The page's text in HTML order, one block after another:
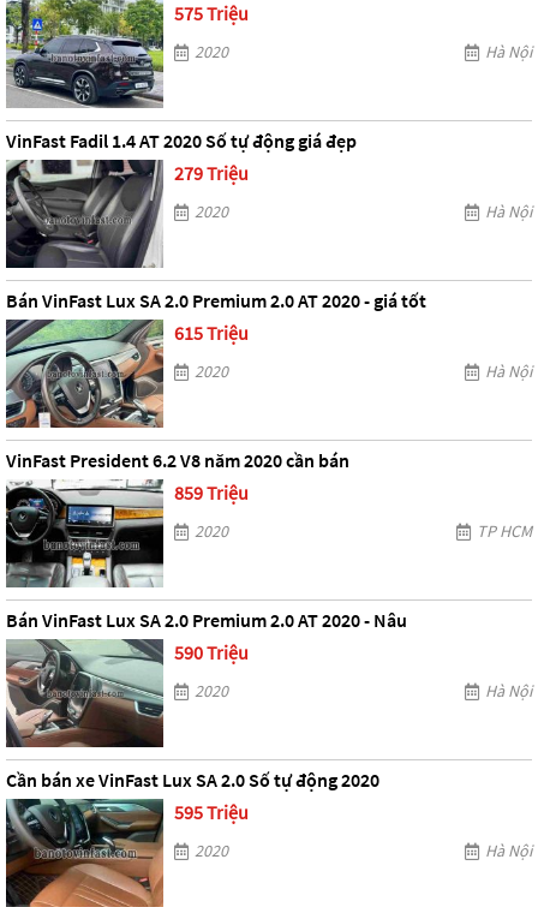
575 Triệu
2020 Hà Nội
VinFast Fadil 1.4 AT 2020 Số tự động giá đẹp
279 Triệu
2020 Hà Nội
Bán VinFast Lux SA 2.0 Premium 2.0 AT 2020 - giá tốt
615 Triệu
2020 Hà Nội
VinFast President 6.2 V8 năm 2020 cần bán
859 Triệu
2020 TP HCM
Bán VinFast Lux SA 2.0 Premium 2.0 AT 2020 - Nâu
590 Triệu
2020 Hà Nội
Cần bán xe VinFast Lux SA 2.0 Số tự động 2020
595 Triệu
2020 Hà Nội